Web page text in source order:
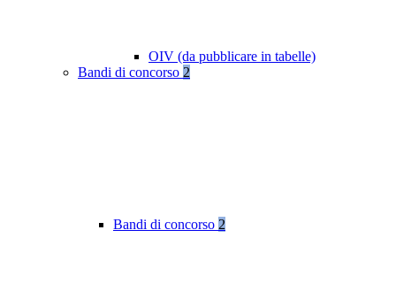
OIV (da pubblicare in tabelle)
Bandi di concorso 2
Bandi di concorso 2